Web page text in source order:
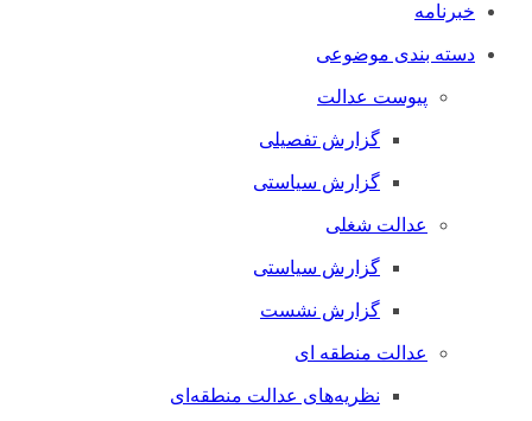
خبرنامه
دسته بندی موضوعی
پیوست عدالت
گزارش تفصیلی
گزارش سیاستی
عدالت شغلی
گزارش سیاستی
گزارش نشست
عدالت منطقه ای
نظریه‌های عدالت منطقه‌ای